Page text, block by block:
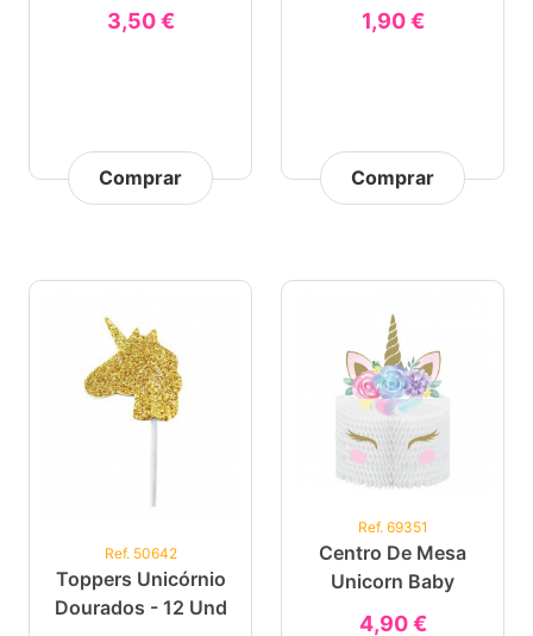
3,50 €
Comprar
1,90 €
Comprar
Ref. 50642
Toppers Unicórnio
Dourados - 12 Und
Ref. 69351
Centro De Mesa
Unicorn Baby
4,90 €